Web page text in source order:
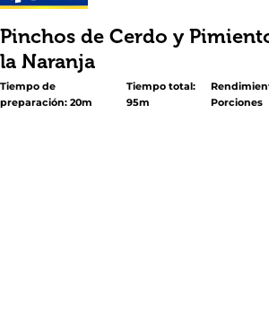
Pinchos de Cerdo y
la Naranja
Tiempo de
preparación: 20m
Tiempo total:
95m
Porciones